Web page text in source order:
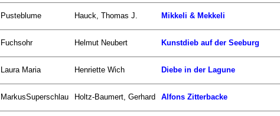
Pusteblume Hauck, Thomas J. Mikkeli & Mekkeli
Fuchsohr Helmut Neubert Kunstdieb auf der Seeburg
Laura Maria Henriette Wich Diebe in der Lagune
MarkusSuperschlau Holtz-Baumert, Gerhard Alfons Zitterbacke